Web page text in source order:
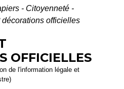
- Citoyenneté -
officielles
OFFICIELLES
de l'information légale et